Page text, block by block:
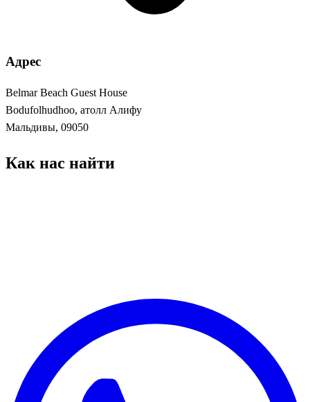
Адрес
Belmar Beach Guest House
Bodufolhudhoo, атолл Алифу
Мальдивы, 09050
Как нас найти